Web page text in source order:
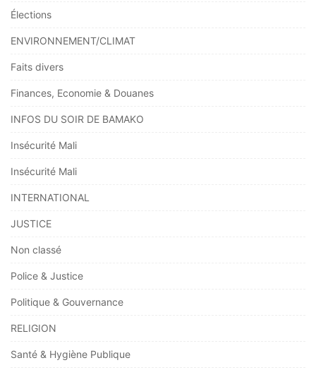
Élections
ENVIRONNEMENT/CLIMAT
Faits divers
Finances, Economie & Douanes
INFOS DU SOIR DE BAMAKO
Insécurité Mali
Insécurité Mali
INTERNATIONAL
JUSTICE
Non classé
Police & Justice
Politique & Gouvernance
RELIGION
Santé & Hygiène Publique